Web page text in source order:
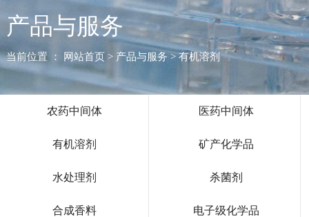
产品与服务
当前位置 ： 网站首页> 产品与服务 > 有机溶剂
农药中间体 医药中间体
有机溶剂 矿产化学品
水处理剂 杀菌剂
合成香料 电子级化学品